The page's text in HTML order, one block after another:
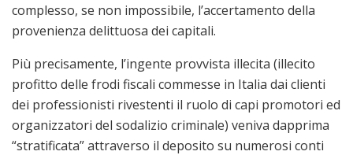
complesso, se non impossibile, l’accertamento della
provenienza delittuosa dei capitali.
Più precisamente, l’ingente provvista illecita (illecito
profitto delle frodi fiscali commesse in Italia dai clienti
dei professionisti rivestenti il ruolo di capi promotori ed
organizzatori del sodalizio criminale) veniva dapprima
“stratificata” attraverso il deposito su numerosi conti